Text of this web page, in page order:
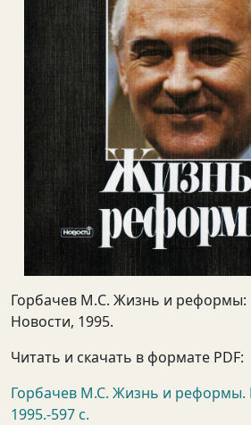
Горбачев М.C. Жизнь и реформы:
Новости, 1995.
Читать и скачать в формате PDF:
Горбачев М.С. Жизнь и реформы.
1995.-597 c.